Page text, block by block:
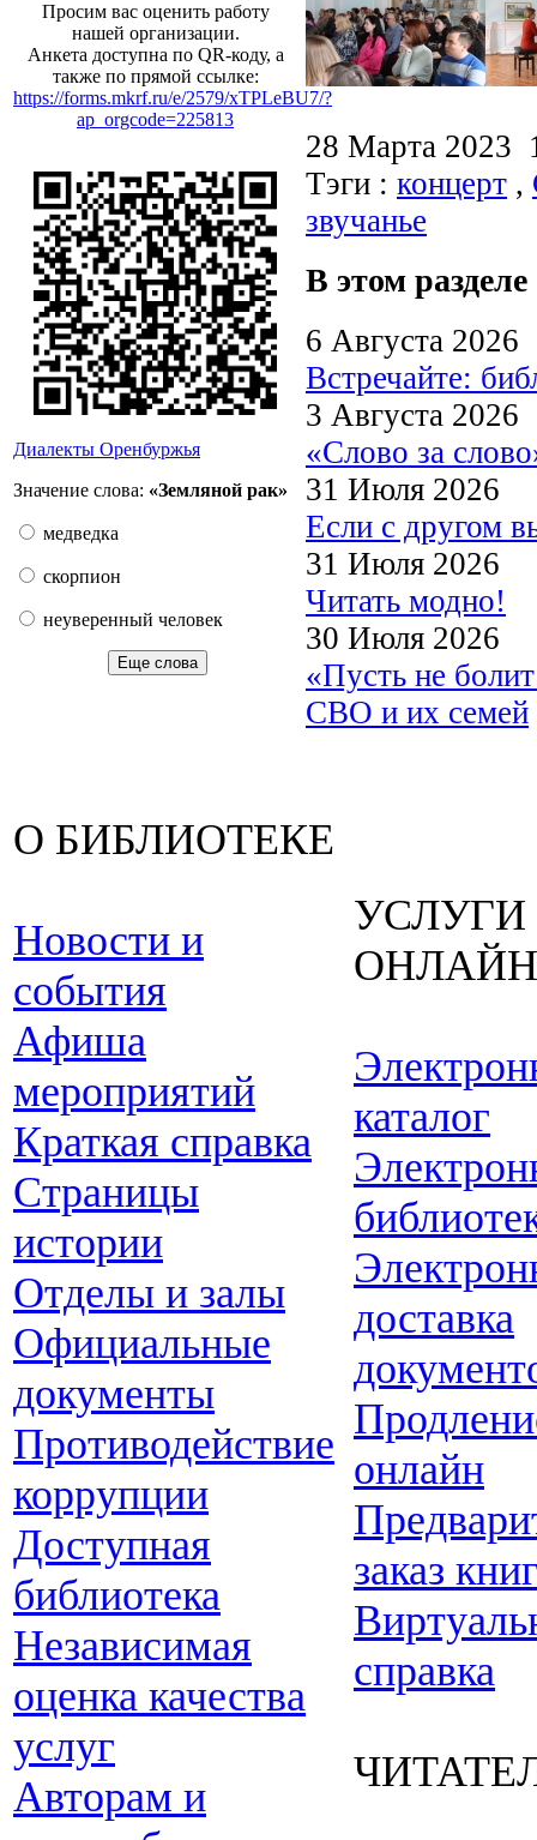
Просим вас оценить работу
нашей организации.
Анкета доступна по QR-коду, а
также по прямой ссылке:
https://forms.mkrf.ru/e/2579/xTPLeBU7/?
ap_orgcode=225813
Диалекты Оренбуржья
Значение слова: «Земляной рак»
медведка
скорпион
неуверенный человек
Еще слова
28 Марта
Тэги : концерт ,
звучанье
В этом разделе
6 Августа 2026
Встречайте:
3 Августа 2026
«Слово за
31 Июля 2026
Если с другом
31 Июля 2026
Читать модно!
30 Июля 2026
«Пусть не
СВО и их семей
О БИБЛИОТЕКЕ
Новости и
события
Афиша
мероприятий
Краткая справка
Страницы
истории
Отделы и залы
Официальные
документы
Противодействие
коррупции
Доступная
библиотека
Независимая
оценка качества
услуг
Авторам и
УСЛУГИ
ОНЛАЙН
каталог
доставка
онлайн
заказ
справка